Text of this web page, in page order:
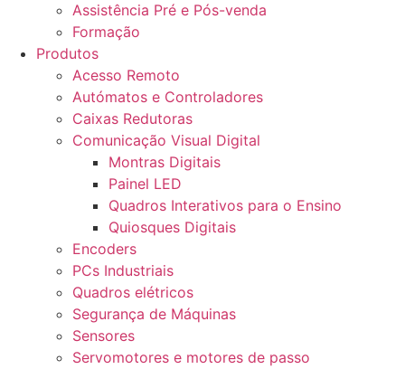
Assistência Pré e Pós-venda
Formação
Produtos
Acesso Remoto
Autómatos e Controladores
Caixas Redutoras
Comunicação Visual Digital
Montras Digitais
Painel LED
Quadros Interativos para o Ensino
Quiosques Digitais
Encoders
PCs Industriais
Quadros elétricos
Segurança de Máquinas
Sensores
Servomotores e motores de passo